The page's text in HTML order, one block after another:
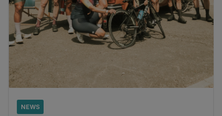
NEWS